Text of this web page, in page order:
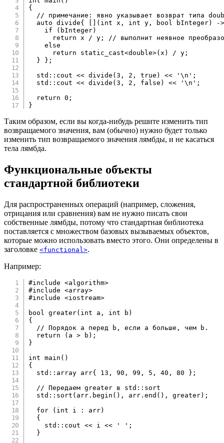
{
// примечание: явно указывает возврат типа
auto divide{ ( int x , int y , bool bInteger)
-
if
( bInteger)
return x / y ;
// выполнит неявное
else
return
static_cast<double>( x ) / y ;
}
} ;
  std
:: cout << divide (3 , 2 , true ) << '\n' ;
  std
:: cout << divide (3 , 2 , false ) << '\n' ;
return
0 ;
}
Таким образом, если вы когда-нибудь решите изменить тип
возвращаемого значения, вам (обычно) нужно будет только
изменить тип возвращаемого значения лямбды, и не касаться
тела лямбда.
Функциональные объекты
стандартной библиотеки
Для распространенных операций (например, сложения,
отрицания или сравнения) вам не нужно писать свои
собственные лямбды, потому что стандартная библиотека
поставляется с множеством базовых вызываемых объектов,
которые можно использовать вместо этого. Они определены в
заголовке <functional>.
Например:
#include
<algorithm>
#include
<array>
#include
<iostream>
bool
greater( int a , int b )
{
// Порядок a перед b, если a больше, чем b.
return
( a > b ) ;
}
int
main ( )
{
  std
:: array arr{ 13 , 90 , 99 , 5 , 40 , 80 } ;
// Передаем greater в std::sort
  std
:: sort ( arr . begin ( ) , arr .end ( ) , greater) ;
for
( int i : arr)
{
    std
:: cout << i << ' ' ;
}